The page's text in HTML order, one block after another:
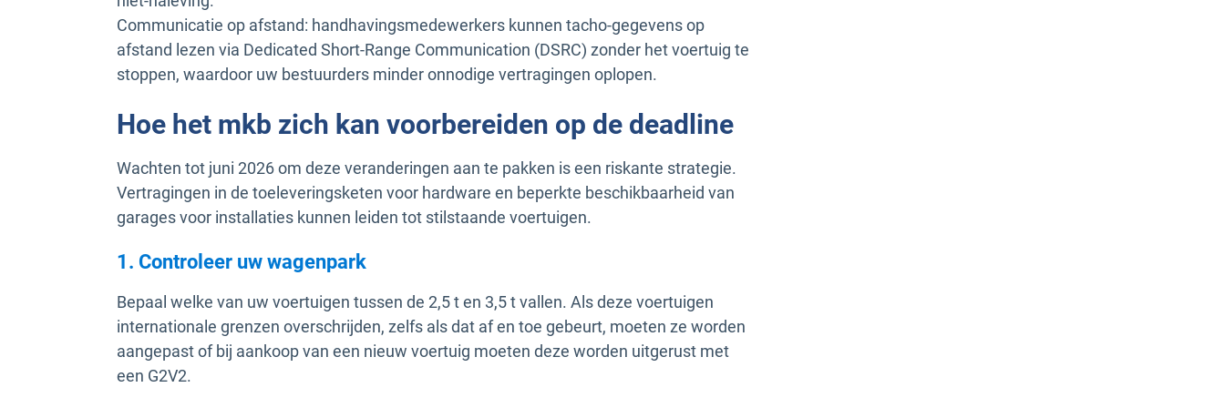
Communicatie op afstand: handhavingsmedewerkers kunnen tacho-gegevens op
afstand lezen via Dedicated Short-Range Communication (DSRC) zonder het voertuig te
stoppen, waardoor uw bestuurders minder onnodige vertragingen oplopen.
Hoe het mkb zich kan voorbereiden op de deadline
Wachten tot juni 2026 om deze veranderingen aan te pakken is een riskante strategie.
Vertragingen in de toeleveringsketen voor hardware en beperkte beschikbaarheid van
garages voor installaties kunnen leiden tot stilstaande voertuigen.
1. Controleer uw wagenpark
Bepaal welke van uw voertuigen tussen de 2,5 t en 3,5 t vallen. Als deze voertuigen
internationale grenzen overschrijden, zelfs als dat af en toe gebeurt, moeten ze worden
aangepast of bij aankoop van een nieuw voertuig moeten deze worden uitgerust met
een G2V2.